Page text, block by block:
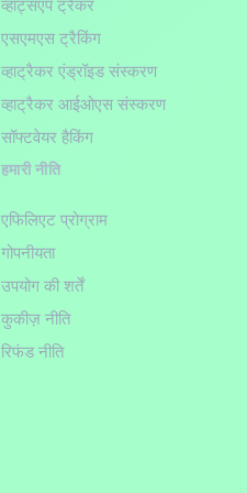
एसएमएस ट्रैकिंग
व्हाट्रैकर एंड्रॉइड संस्करण
व्हाट्रैकर आईओएस संस्करण
सॉफ्टवेयर हैकिंग
हमारी नीति
एफिलिएट प्रोग्राम
गोपनीयता
उपयोग की शर्तें
कुकीज़ नीति
रिफंड नीति